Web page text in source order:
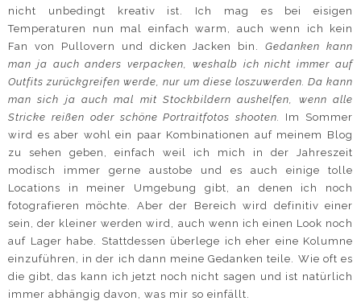
nicht unbedingt kreativ ist. Ich mag es bei eisigen
Temperaturen nun mal einfach warm, auch wenn ich kein
Fan von Pullovern und dicken Jacken bin.Gedanken kann
man ja auch anders verpacken, weshalb ich nicht immer auf
Outfits zurückgreifen werde, nur um diese loszuwerden. Da kann
man sich ja auch mal mit Stockbildern aushelfen, wenn alle
Stricke reißen oder schöne Portraitfotos shooten.
Im Sommer
wird es aber wohl ein paar Kombinationen auf meinem Blog
zu sehen geben, einfach weil ich mich in der Jahreszeit
modisch immer gerne austobe und es auch einige tolle
Locations in meiner Umgebung gibt, an denen ich noch
fotografieren möchte. Aber der Bereich wird definitiv einer
sein, der kleiner werden wird, auch wenn ich einen Look noch
auf Lager habe. Stattdessen überlege ich eher eine Kolumne
einzuführen, in der ich dann meine Gedanken teile. Wie oft es
die gibt, das kann ich jetzt noch nicht sagen und ist natürlich
immer abhängig davon, was mir so einfällt.